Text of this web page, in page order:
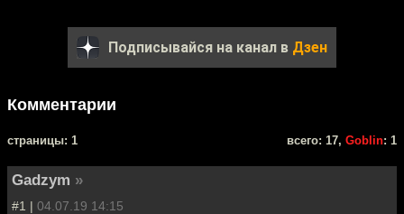
Подписывайся на канал в Дзен
Комментарии
cтраницы: 1 всего: 17, Goblin: 1
Gadzym »
#1 | 04.07.19 14:15